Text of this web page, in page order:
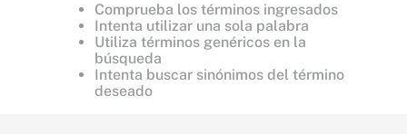
Comprueba los términos ingresados
Intenta utilizar una sola palabra
Utiliza términos genéricos en la
búsqueda
Intenta buscar sinónimos del término
deseado